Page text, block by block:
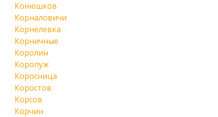
Конюшков
Корналовичи
Корнелевка
Корничные
Королин
Коропуж
Коросница
Коростов
Корсов
Корчин